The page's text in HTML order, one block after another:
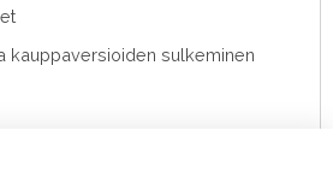
kauppaversioiden sulkeminen